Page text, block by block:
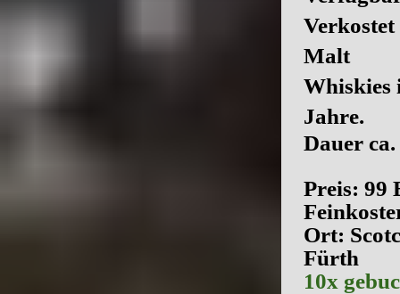
Malt
Whiskies
Jahre.
Dauer
Preis: 99
Ort:
Fürth
10x